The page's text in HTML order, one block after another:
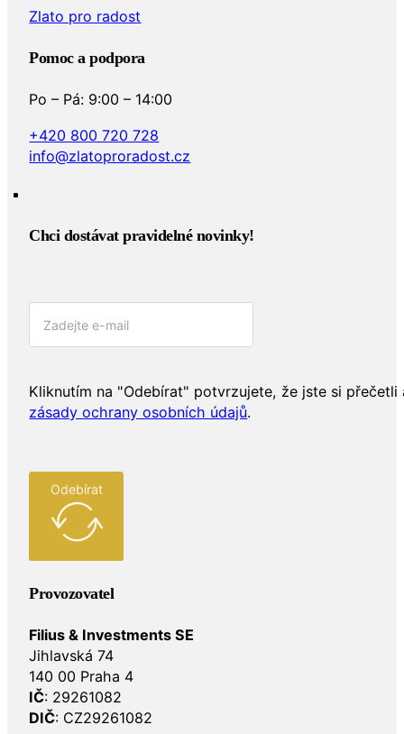
Zlato pro radost
Pomoc a podpora
Po – Pá: 9:00 – 14:00
+420 800 720 728
info@zlatoproradost.cz
Chci dostávat pravidelné novinky!​
Kliknutím na "Odebírat" potvrzujete, že jste si přečetli
zásady ochrany osobních údajů.
Odebírat
Provozovatel
Filius & Investments SE
Jihlavská 74
140 00 Praha 4
IČ: 29261082
DIČ: CZ29261082